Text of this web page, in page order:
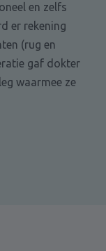
en zelfs
er rekening
(rug en
gaf dokter
waarmee ze